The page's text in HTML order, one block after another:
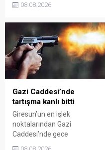
sanat ve eğlenceyle
organizasyonun ardından
Kadın El Emeği Pazarı'nın
süresi de 16 Ağustos'a
kadar uzatıldı.
08.08.2026
Gazi Caddesi’nde
tartışma kanlı bitti
Giresun’un en işlek
noktalarından Gazi
Caddesi’nde gece
08.08.2026